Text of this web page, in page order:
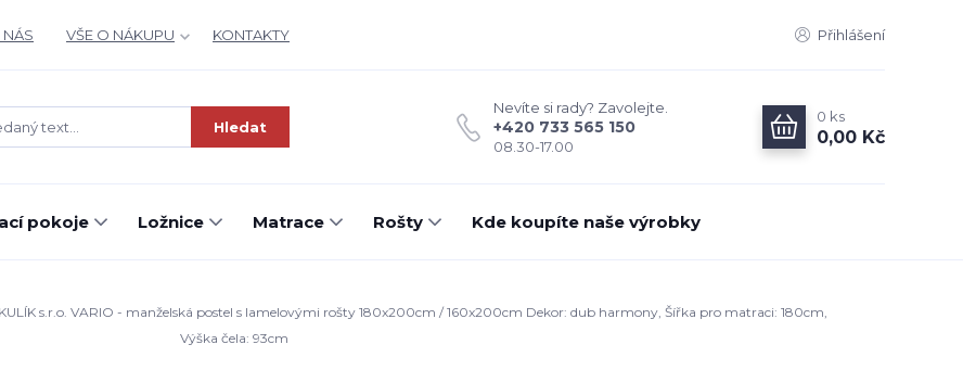
NÁS VŠE O NÁKUPU KONTAKTY Přihlášení
Hledat
Nevíte si rady? Zavolejte.
+420 733 565 150
08.30-17.00
0 ks
0,00 Kč
pokoje Ložnice Matrace Rošty Kde koupíte naše výrobky
s.r.o. VARIO - manželská postel s lamelovými rošty 180x200cm / 160x200cm Dekor: dub harmony, Šířka pro matraci: 180cm,
Výška čela: 93cm